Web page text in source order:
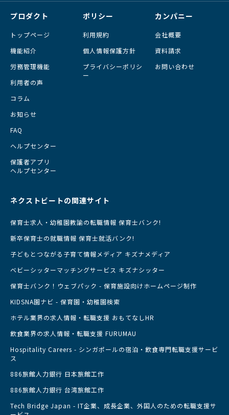
プロダクト
トップページ
機能紹介
労務管理機能
利用者の声
コラム
お知らせ
FAQ
ヘルプセンター
保護者アプリ
ヘルプセンター
ポリシー
利用規約
個人情報保護方針
プライバシーポリシ
ー
カンパニー
会社概要
資料請求
お問い合わせ
ネクストビートの関連サイト
保育士求人・幼稚園教諭の転職情報 保育士バンク!
新卒保育士の就職情報 保育士就活バンク!
子どもとつながる子育て情報メディア キズナメディア
ベビーシッターマッチングサービス キズナシッター
保育士バンク！ウェブパック - 保育施設向けホームページ制作
KIDSNA園ナビ - 保育園・幼稚園検索
ホテル業界の求人情報・転職支援 おもてなしHR
飲食業界の求人情報・転職支援 FURUMAU
Hospitality Careers - シンガポールの宿泊・飲食専門転職支援サービ
ス
886旅館人力銀行 日本旅館工作
886旅館人力銀行 台湾旅館工作
Tech Bridge Japan - IT企業、成長企業、外国人のための転職支援サ